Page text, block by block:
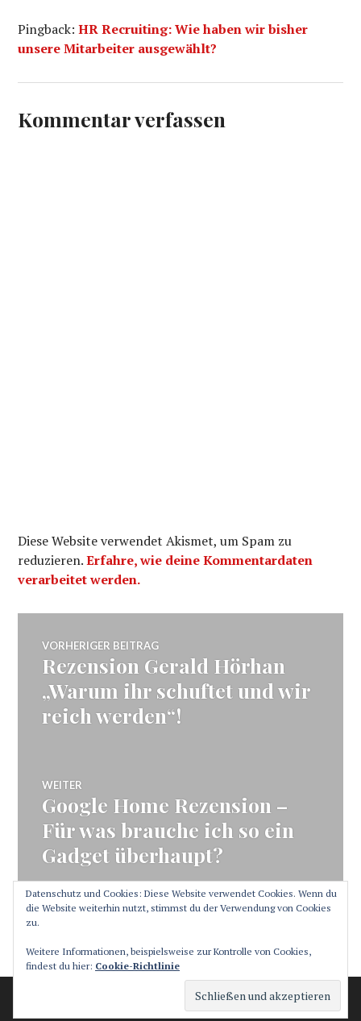
Pingback:HR Recruiting: Wie haben wir bisher
unsere Mitarbeiter ausgewählt?
Kommentar verfassen
Diese Website verwendet Akismet, um Spam zu
reduzieren.Erfahre, wie deine Kommentardaten
verarbeitet werden.
Beitragsnavigation
VORHERIGER BEITRAG
Vorheriger
Beitrag:
Rezension Gerald Hörhan
„Warum ihr schuftet und wir
reich werden“!
WEITER
Nächster
Beitrag:
Google Home Rezension –
Für was brauche ich so ein
Gadget überhaupt?
Stolz präsentiert von WordPress
Theme: Canard von
Automattic.
Datenschutz und Cookies: Diese Website verwendet Cookies. Wenn du
die Website weiterhin nutzt, stimmst du der Verwendung von Cookies
zu.
Weitere Informationen, beispielsweise zur Kontrolle von Cookies,
findest du hier: Cookie-Richtlinie